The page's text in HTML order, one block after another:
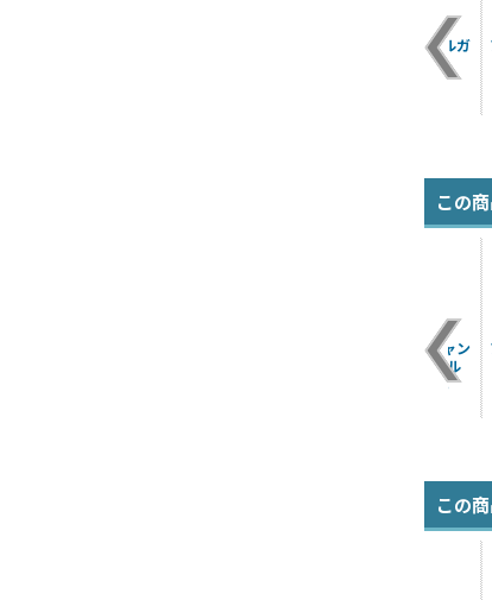
バーサーカー/モルガ
ン つままれ
¥990（税込）
この
バーサーカー/ジャン
ヌ・ダルク〔オル
タ〕 つままれ
この